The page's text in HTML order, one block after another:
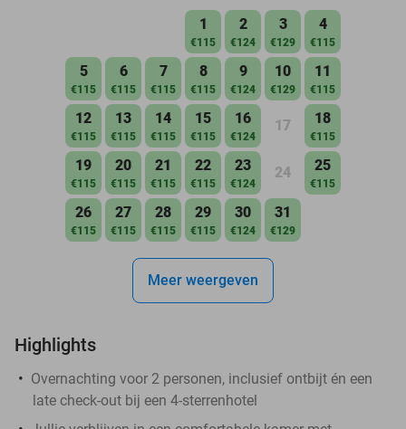
1
€115
2
€124
3
€129
4
€115
5
€115
6
€115
7
€115
8
€115
9
€124
10
€129
11
€115
12
€115
13
€115
14
€115
15
€115
16
€124
17 18
€115
19
€115
20
€115
21
€115
22
€115
23
€124
24 25
€115
26
€115
27
€115
28
€115
29
€115
30
€124
31
€129
Meer weergeven
Highlights
Overnachting voor 2 personen, inclusief ontbijt én een
late check-out bij een 4-sterrenhotel